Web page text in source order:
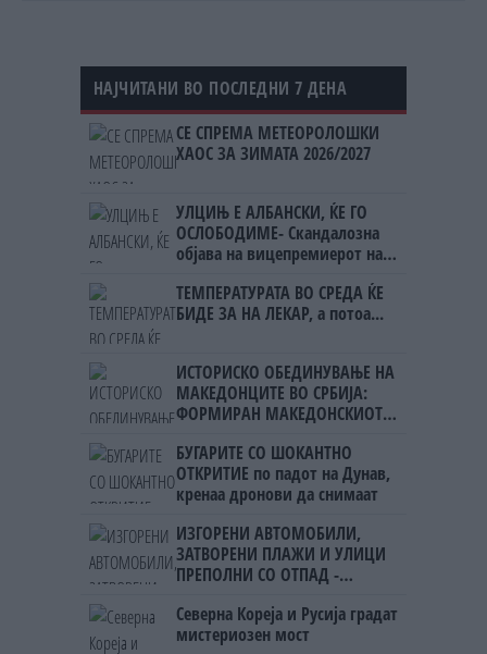
НАЈЧИТАНИ ВО ПОСЛЕДНИ 7 ДЕНА
СЕ СПРЕМА МЕТЕОРОЛОШКИ
ХАОС ЗА ЗИМАТА 2026/2027
УЛЦИЊ Е АЛБАНСКИ, ЌЕ ГО
ОСЛОБОДИМЕ- Скандалозна
објава на вицепремиерот на
ТЕМПЕРАТУРАТА ВО СРЕДА ЌЕ
БИДЕ ЗА НА ЛЕКАР, а потоа...
ИСТОРИСКО ОБЕДИНУВАЊЕ НА
МАКЕДОНЦИТЕ ВО СРБИЈА:
ФОРМИРАН МАКЕДОНСКИОТ
БУГАРИТЕ СО ШОКАНТНО
ОТКРИТИЕ по падот на Дунав,
кренаа дронови да снимаат
ИЗГОРЕНИ АВТОМОБИЛИ,
ЗАТВОРЕНИ ПЛАЖИ И УЛИЦИ
ПРЕПОЛНИ СО ОТПАД -
мигрантскиот бран кон Сеута
Северна Кореја и Русија градат
мистериозен мост